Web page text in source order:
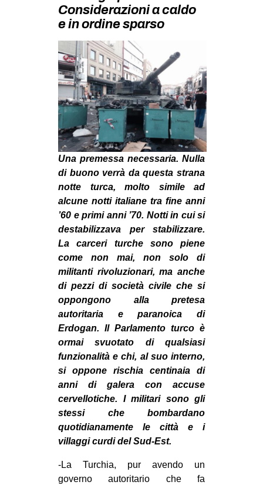
MILANO
MOBILITAZIONI
SPAZI
SPORT POPOLARE
MOVIMENTI
AMBIENTE
ANTIFASCISMO
DIRITTO ALL’ABITARE
GENERI
MIGRAZIONI
PRECARIATO
REPRESSIONE
CULTURE
ARTE
CINEMA
MUSICA
RECENSIONI
INTERNAZIONALE
AMERICHE
ESTREMO ORIENTE
EUROPA
Considerazioni a caldo
e in ordine sparso
Una premessa necessaria. Nulla
di buono verrà da questa strana
notte turca, molto simile ad
alcune notti italiane tra fine anni
’60 e primi anni ’70. Notti in cui si
destabilizzava per stabilizzare.
La carceri turche sono piene
come non mai, non solo di
militanti rivoluzionari, ma anche
di pezzi di società civile che si
oppongono alla pretesa
autoritaria e paranoica di
Erdogan. Il Parlamento turco è
ormai svuotato di qualsiasi
funzionalità e chi, al suo interno,
si oppone rischia centinaia di
anni di galera con accuse
cervellotiche. I militari sono gli
stessi che bombardano
quotidianamente le città e i
villaggi curdi del Sud-Est.
-La Turchia, pur avendo un
governo autoritario che fa